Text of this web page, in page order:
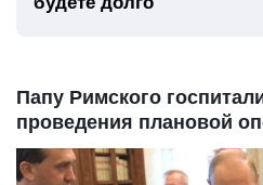
Папу Римского
проведения плановой